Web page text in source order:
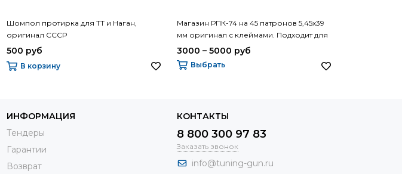
Шомпол протирка для ТТ и Наган,
оригинал СССР
500 руб
В корзину
Магазин РПК-74 на 45 патронов 5,45х39
мм оригинал с клеймами. Подходит для
АК и Сайга
3000 – 5000 руб
Выбрать
ИНФОРМАЦИЯ
Тендеры
Гарантии
Возврат
КОНТАКТЫ
8 800 300 97 83
Заказать звонок
info@tuning-gun.ru